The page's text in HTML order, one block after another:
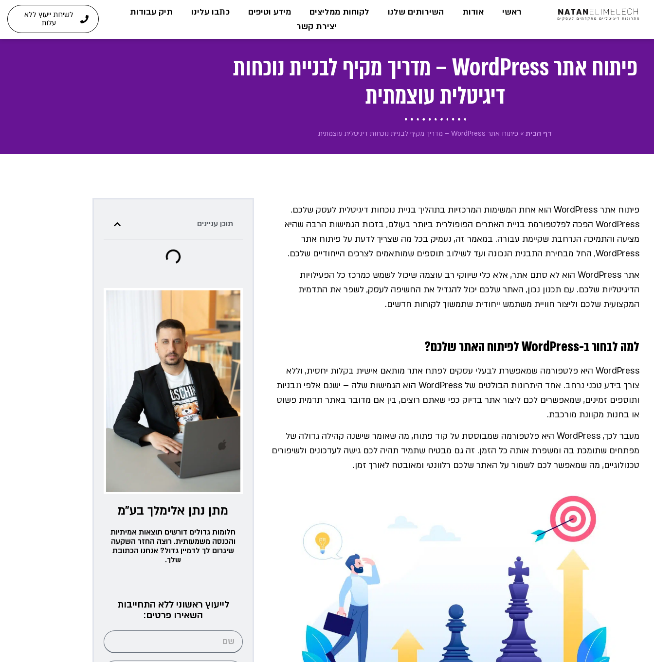
ראשי אודות השירותים שלנו לקוחות ממליצים מידע וטיפים כתבו עלינו
תיק עבודות
יצירת קשר
לשיחת ייעוץ ללא
עלות
פיתוח אתר WordPress – מדריך מקיף לבניית נוכחות
דיגיטלית עוצמתית
דף הבית » פיתוח אתר WordPress – מדריך מקיף לבניית נוכחות דיגיטלית עוצמתית
פיתוח אתר WordPress הוא אחת המשימות המרכזיות בתהליך בניית נוכחות דיגיטלית לעסק שלכם.
WordPress הפכה לפלטפורמת בניית האתרים הפופולרית ביותר בעולם, בזכות הגמישות הרבה שהיא
מציעה והתמיכה הנרחבת שקיימת עבורה. במאמר זה, נעמיק בכל מה שצריך לדעת על פיתוח אתר
WordPress, החל מבחירת התבנית הנכונה ועד לשילוב תוספים שמותאמים לצרכים הייחודיים שלכם.
אתר WordPress הוא לא סתם אתר, אלא כלי שיווקי רב עוצמה שיכול לשמש כמרכז כל הפעילויות
הדיגיטליות שלכם. עם תכנון נכון, האתר שלכם יכול להגדיל את החשיפה לעסק, לשפר את התדמית
המקצועית שלכם וליצור חוויית משתמש ייחודית שתמשוך לקוחות חדשים.
למה לבחור ב-WordPress לפיתוח האתר שלכם?
WordPress היא פלטפורמה שמאפשרת לבעלי עסקים לפתח אתר מותאם אישית בקלות יחסית, וללא
צורך בידע טכני נרחב. אחד היתרונות הבולטים של WordPress הוא הגמישות שלה – ישנם אלפי תבניות
ותוספים זמינים, שמאפשרים לכם ליצור אתר בדיוק כפי שאתם רוצים, בין אם מדובר באתר תדמית פשוט
או בחנות מקוונת מורכבת.
מעבר לכך, WordPress היא פלטפורמה שמבוססת על קוד פתוח, מה שאומר שישנה קהילה גדולה של
מפתחים שתומכת בה ומשפרת אותה כל הזמן. זה גם מבטיח שתמיד תהיה לכם גישה לעדכונים ולשיפורים
טכנולוגיים, מה שמאפשר לכם לשמור על האתר שלכם רלוונטי ומאובטח לאורך זמן.
תוכן עניינים
מתן נתן אלימלך בע״מ
חלומות גדולים דורשים תוצאות אמיתיות
והכנסה משמעותית. רוצה החזר השקעה
שיגרום לך לדמיין גדול? אנחנו הכתובת
שלך.
לייעוץ ראשוני ללא התחייבות
השאירו פרטים: